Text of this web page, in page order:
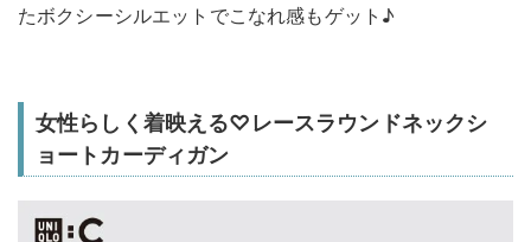
たボクシーシルエットでこなれ感もゲット♪
女性らしく着映える♡レースラウンドネックシ
ョートカーディガン